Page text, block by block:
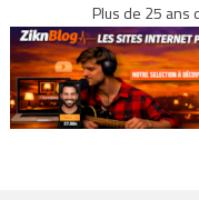
Plus de 25 ans